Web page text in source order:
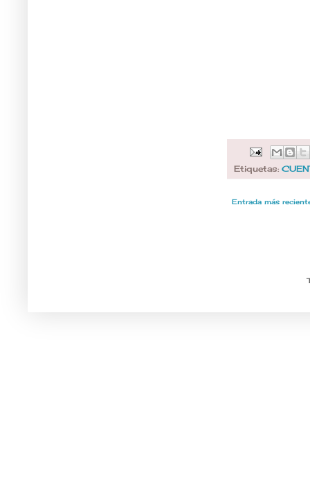
Etiquetas:
Entrada más